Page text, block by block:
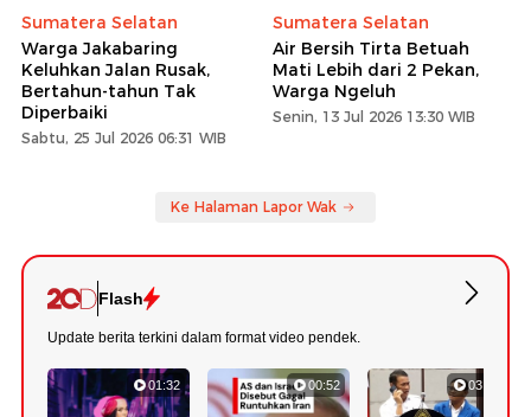
Sumatera Selatan
Warga Jakabaring
Keluhkan Jalan Rusak,
Bertahun-tahun Tak
Diperbaiki
Sabtu, 25 Jul 2026 06:31 WIB
Sumatera Selatan
Air Bersih Tirta Betuah
Mati Lebih dari 2 Pekan,
Warga Ngeluh
Senin, 13 Jul 2026 13:30 WIB
Ke Halaman Lapor Wak
Flash
Update berita terkini dalam format video pendek.
01:32 00:52 03:22